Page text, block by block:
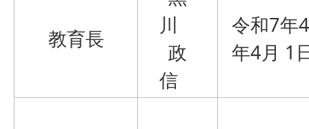
教育長
川
政
信
令和7
年4月 1